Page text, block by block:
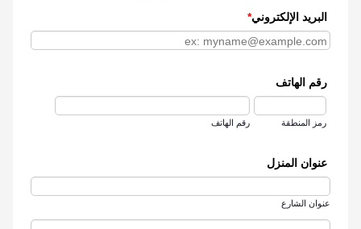
البريد الإلكتروني*
رقم الهاتف
رمز المنطقة رقم الهاتف
عنوان المنزل
عنوان الشارع